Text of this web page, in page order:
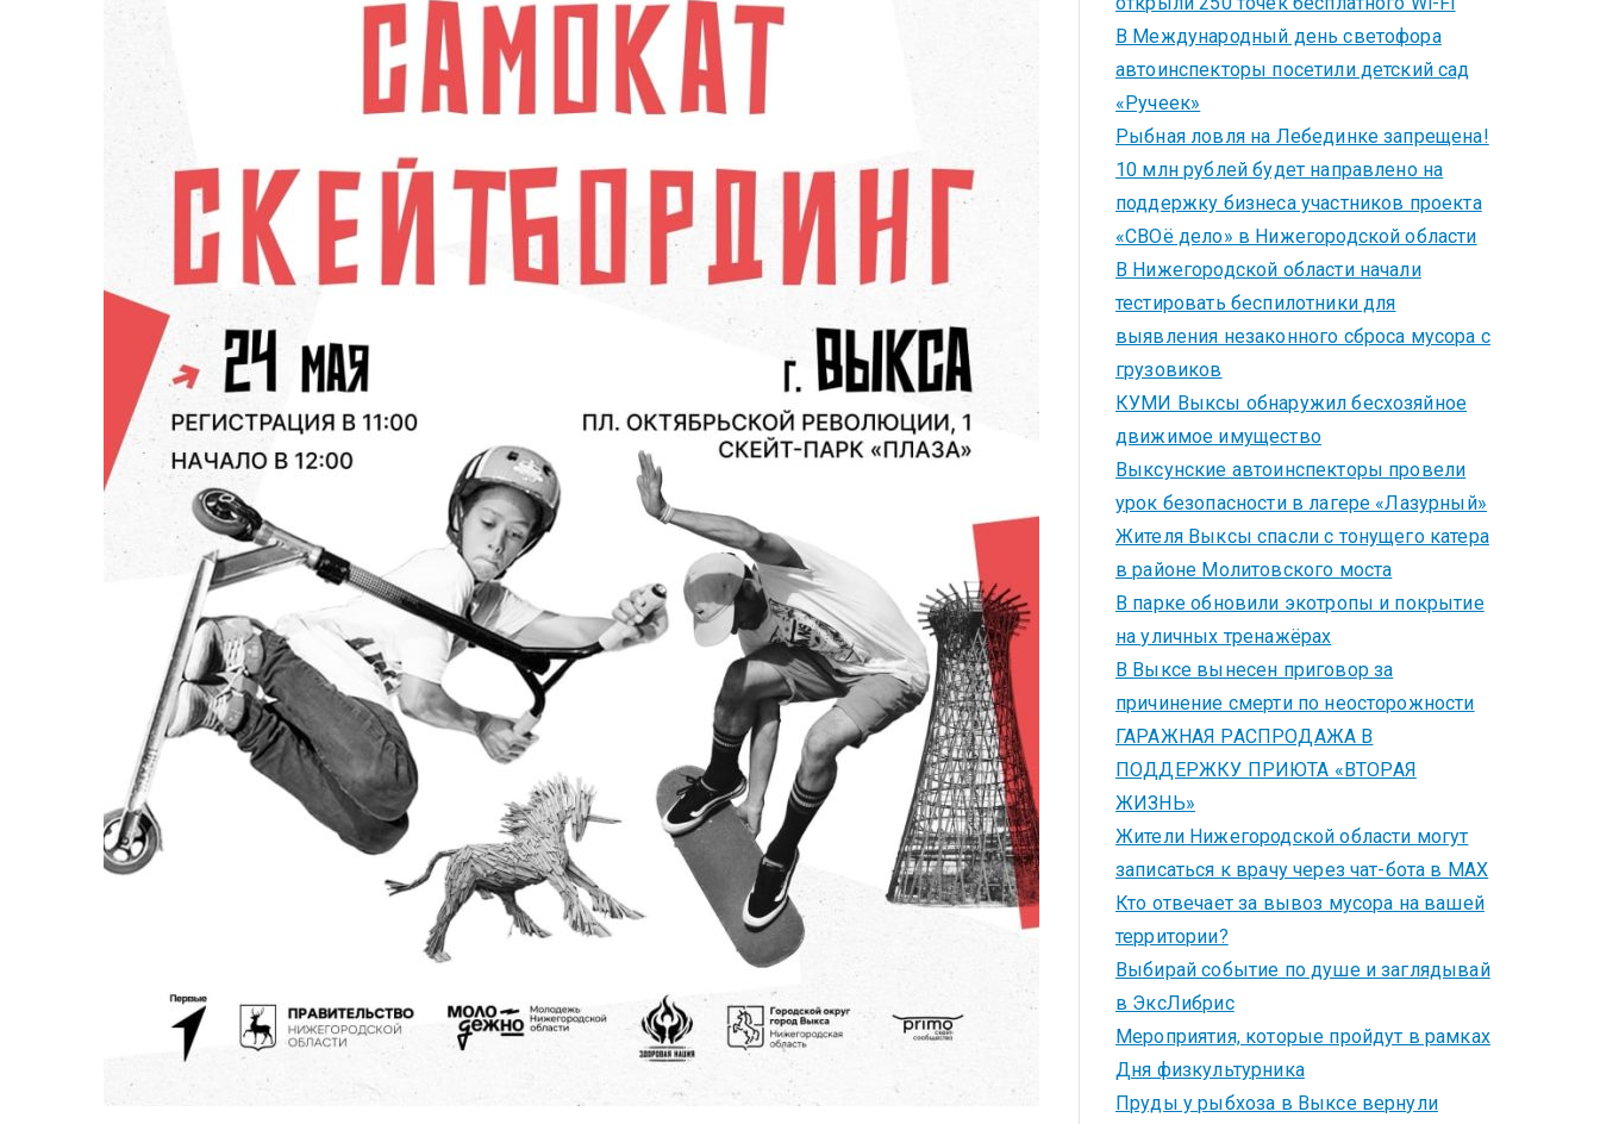
В Международный день светофора
автоинспекторы посетили детский сад
«Ручеек»
Рыбная ловля на Лебединке запрещена!
10 млн рублей будет направлено на
поддержку бизнеса участников проекта
«СВОё дело» в Нижегородской области
В Нижегородской области начали
тестировать беспилотники для
выявления незаконного сброса мусора с
грузовиков
КУМИ Выксы обнаружил бесхозяйное
движимое имущество
Выксунские автоинспекторы провели
урок безопасности в лагере «Лазурный»
Жителя Выксы спасли с тонущего катера
в районе Молитовского моста
В парке обновили экотропы и покрытие
на уличных тренажёрах
В Выксе вынесен приговор за
причинение смерти по неосторожности
ГАРАЖНАЯ РАСПРОДАЖА В
ПОДДЕРЖКУ ПРИЮТА «ВТОРАЯ
ЖИЗНЬ»
Жители Нижегородской области могут
записаться к врачу через чат-бота в MAX
Кто отвечает за вывоз мусора на вашей
территории?
Выбирай событие по душе и заглядывай
в ЭксЛибрис
Мероприятия, которые пройдут в рамках
Дня физкультурника
Пруды у рыбхоза в Выксе вернули